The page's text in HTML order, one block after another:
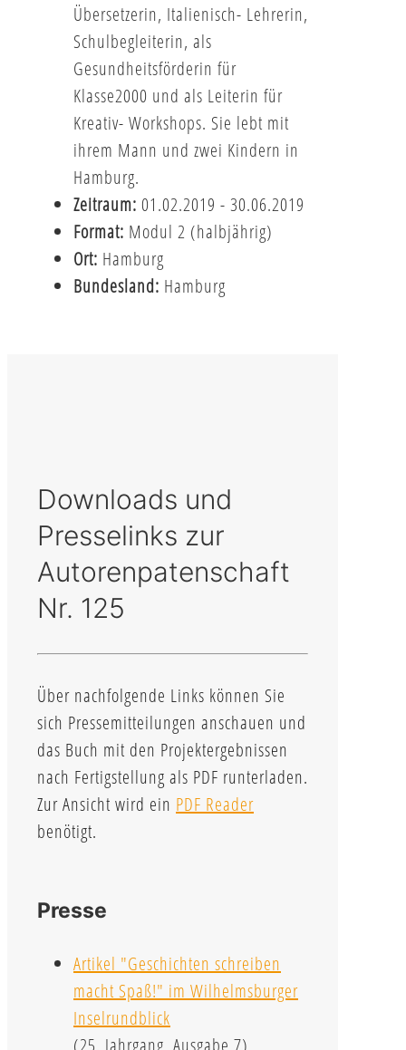
Übersetzerin, Italienisch- Lehrerin,
Schulbegleiterin, als
Gesundheitsförderin für
Klasse2000 und als Leiterin für
Kreativ- Workshops. Sie lebt mit
ihrem Mann und zwei Kindern in
Hamburg.
Zeitraum: 01.02.2019 - 30.06.2019
Format: Modul 2 (halbjährig)
Ort: Hamburg
Bundesland: Hamburg
Downloads und
Presselinks zur
Autorenpatenschaft
Nr. 125
Über nachfolgende Links können Sie
sich Pressemitteilungen anschauen und
das Buch mit den Projektergebnissen
nach Fertigstellung als PDF runterladen.
Zur Ansicht wird ein PDF Reader
benötigt.
Presse
Artikel "Geschichten schreiben
macht Spaß!" im Wilhelmsburger
Inselrundblick
(25. Jahrgang, Ausgabe 7)